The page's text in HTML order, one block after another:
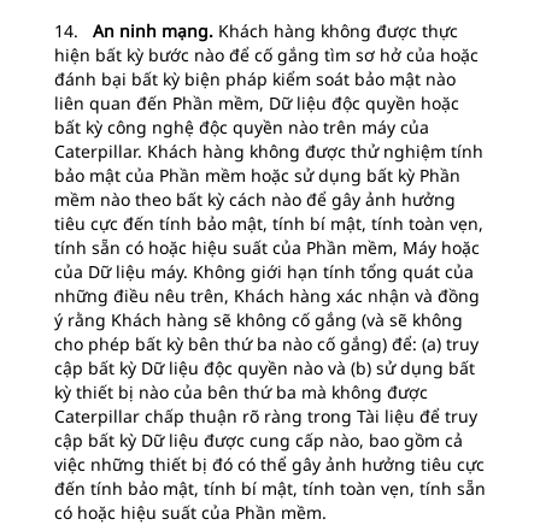
14. An ninh mạng. Khách hàng không được thực
hiện bất kỳ bước nào để cố gắng tìm sơ hở của hoặc
đánh bại bất kỳ biện pháp kiểm soát bảo mật nào
liên quan đến Phần mềm, Dữ liệu độc quyền hoặc
bất kỳ công nghệ độc quyền nào trên máy của
Caterpillar. Khách hàng không được thử nghiệm tính
bảo mật của Phần mềm hoặc sử dụng bất kỳ Phần
mềm nào theo bất kỳ cách nào để gây ảnh hưởng
tiêu cực đến tính bảo mật, tính bí mật, tính toàn vẹn,
tính sẵn có hoặc hiệu suất của Phần mềm, Máy hoặc
của Dữ liệu máy. Không giới hạn tính tổng quát của
những điều nêu trên, Khách hàng xác nhận và đồng
ý rằng Khách hàng sẽ không cố gắng (và sẽ không
cho phép bất kỳ bên thứ ba nào cố gắng) để: (a) truy
cập bất kỳ Dữ liệu độc quyền nào và (b) sử dụng bất
kỳ thiết bị nào của bên thứ ba mà không được
Caterpillar chấp thuận rõ ràng trong Tài liệu để truy
cập bất kỳ Dữ liệu được cung cấp nào, bao gồm cả
việc những thiết bị đó có thể gây ảnh hưởng tiêu cực
đến tính bảo mật, tính bí mật, tính toàn vẹn, tính sẵn
có hoặc hiệu suất của Phần mềm.